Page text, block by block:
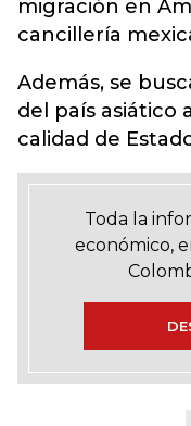
migración en
cancillería
Además, se
del país asiático
calidad de
Toda la
económico,